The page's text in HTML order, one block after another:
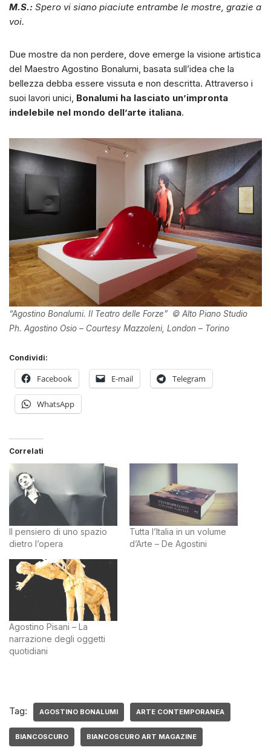
M.S.: Spero vi siano piaciute entrambe le mostre, grazie a
voi.
Due mostre da non perdere, dove emerge la visione artistica
del Maestro Agostino Bonalumi, basata sull’idea che la
bellezza debba essere vissuta e non descritta. Attraverso i
suoi lavori unici, Bonalumi ha lasciato un’impronta
indelebile nel mondo dell’arte italiana.
“Agostino Bonalumi. Il Teatro delle Forze” © Alto Piano Studio
Ph. Agostino Osio – Courtesy Mazzoleni, London – Torino
Condividi:
Facebook E-mail Telegram
WhatsApp
Correlati
Il pensiero di uno spazio
dietro l’opera
Tutta l’Italia in un volume
d’Arte – De Agostini
Agostino Pisani – La
narrazione degli oggetti
quotidiani
Tag: AGOSTINO BONALUMI ARTE CONTEMPORANEA
BIANCOSCURO BIANCOSCURO ART MAGAZINE